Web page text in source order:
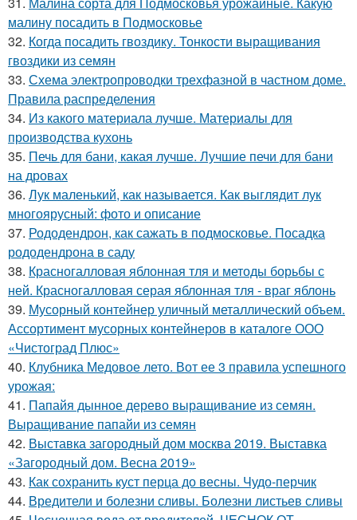
малину посадить в Подмосковье
32. Когда посадить гвоздику. Тонкости выращивания
гвоздики из семян
33. Схема электропроводки трехфазной в частном доме.
Правила распределения
34. Из какого материала лучше. Материалы для
производства кухонь
35. Печь для бани, какая лучше. Лучшие печи для бани
на дровах
36. Лук маленький, как называется. Как выглядит лук
многоярусный: фото и описание
37. Рододендрон, как сажать в подмосковье. Посадка
рододендрона в саду
38. Красногалловая яблонная тля и методы борьбы с
ней. Красногалловая серая яблонная тля - враг яблонь
39. Мусорный контейнер уличный металлический объем.
Ассортимент мусорных контейнеров в каталоге ООО
«Чистоград Плюс»
40. Клубника Медовое лето. Вот ее 3 правила успешного
урожая:
41. Папайя дынное дерево выращивание из семян.
Выращивание папайи из семян
42. Выставка загородный дом москва 2019. Выставка
«Загородный дом. Весна 2019»
43. Как сохранить куст перца до весны. Чудо-перчик
44. Вредители и болезни сливы. Болезни листьев сливы